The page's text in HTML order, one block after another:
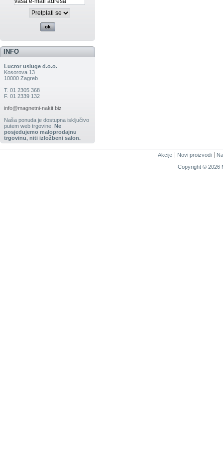
INFO
Lucror usluge d.o.o.
Kosorova 13
10000 Zagreb
T. 01 2305 368
F. 01 2339 132
info@magnetni-nakit.biz
Naša ponuda je dostupna isključivo
putem web trgovine. Ne
posjedujemo maloprodajnu
trgovinu, niti izložbeni salon.
Akcije Novi proizvodi
Copyright © 2026